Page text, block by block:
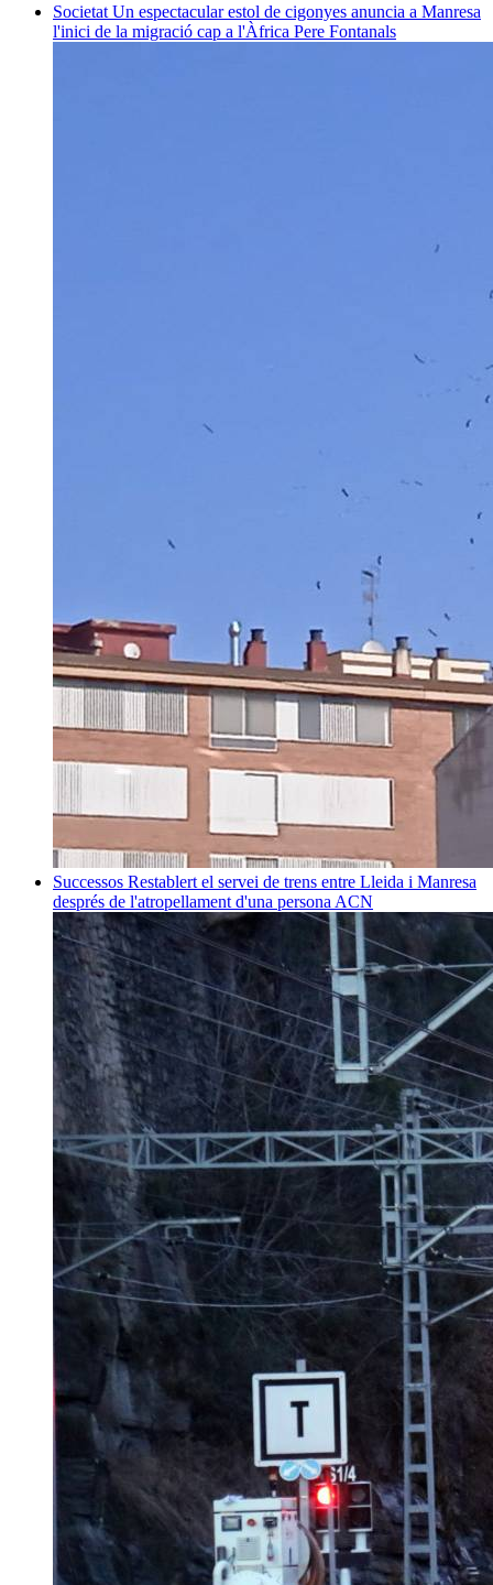
Societat Un espectacular estol de cigonyes anuncia a Manresa
l'inici de la migració cap a l'Àfrica Pere Fontanals
Successos Restablert el servei de trens entre Lleida i Manresa
després de l'atropellament d'una persona ACN